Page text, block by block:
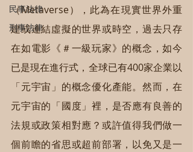
民事法律
刑事法律
（Metaverse），此為在現實世界外重
建或連結虛擬的世界或時空，過去只存
在如電影《＃一級玩家》的概念，如今
已是現在進行式，全球已有400家企業以
「元宇宙」的概念優化產能。然而，在
元宇宙的「國度」裡，是否應有良善的
法規或政策相對應？或許值得我們做一
個前瞻的省思或超前部署，以免又是一